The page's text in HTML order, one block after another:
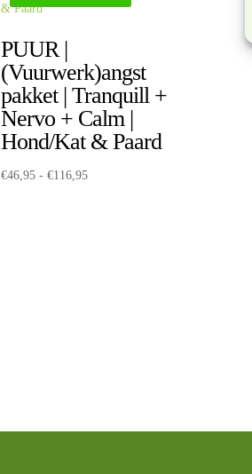
PUUR |
(Vuurwerk)angst
pakket | Tranquill +
Nervo + Calm |
Hond/Kat & Paard
€46,95 - €116,95Prijsklasse: